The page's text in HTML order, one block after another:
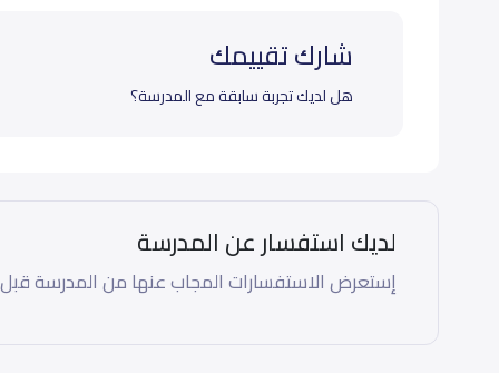
ثالث ثانوي (Grade 12)
شارك تقييمك
هل لديك تجربة سابقة مع المدرسة؟
لديك استفسار عن المدرسة
إستعرض الاستفسارات المجاب عنها من المدرسة